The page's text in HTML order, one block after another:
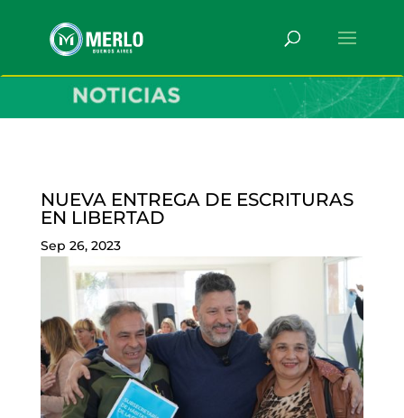
NUEVA ENTREGA DE ESCRITURAS
EN LIBERTAD
Sep 26, 2023